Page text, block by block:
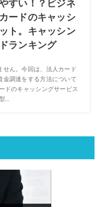
すい！？ビジネ
ードのキャッシ
ト。キャッシン
ランキング
せん。今回は、法人カード
金調達をする方法について
ドのキャッシングサービス
...